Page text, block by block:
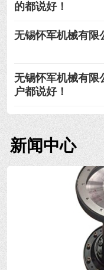
的都说好！
无锡怀军机械有限
无锡怀军机械有限
户都说好！
新闻中心